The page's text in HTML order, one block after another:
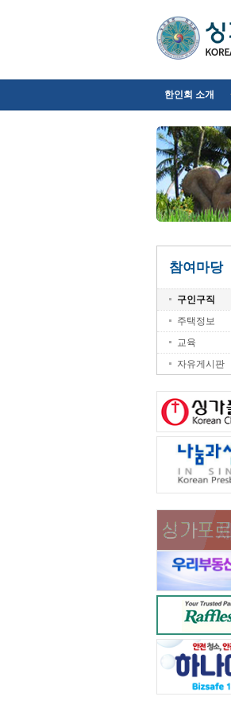
한인회 소개
참여마당
구인구직
주택정보
교육
자유게시판